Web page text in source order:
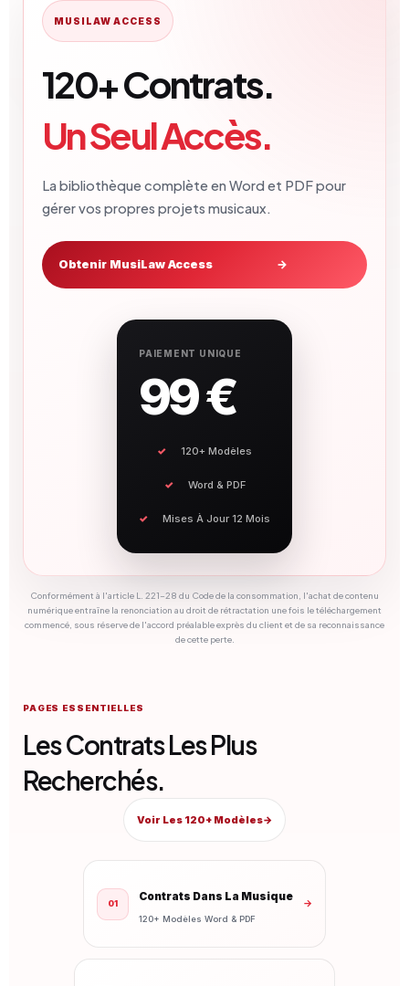
MUSILAW ACCESS
120+ Contrats.
Un Seul Accès.
La bibliothèque complète en Word et PDF pour
gérer vos propres projets musicaux.
Obtenir MusiLaw Access →
PAIEMENT UNIQUE
99 €
120+ Modèles
Word & PDF
Mises À Jour 12 Mois
Conformément à l'article L. 221-28 du Code de la consommation, l'achat de contenu
numérique entraîne la renonciation au droit de rétractation une fois le téléchargement
commencé, sous réserve de l'accord préalable exprès du client et de sa reconnaissance
de cette perte.
PAGES ESSENTIELLES
Les Contrats Les Plus
Recherchés.
Voir Les 120+ Modèles→
01
Contrats Dans La Musique
120+ Modèles Word & PDF
→